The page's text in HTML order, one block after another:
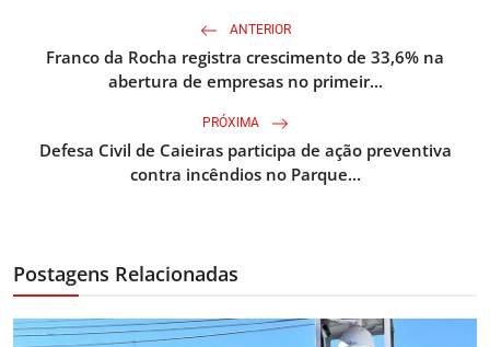
ANTERIOR
Franco da Rocha registra crescimento de 33,6% na
abertura de empresas no primeir...
PRÓXIMA
Defesa Civil de Caieiras participa de ação preventiva
contra incêndios no Parque...
Postagens Relacionadas